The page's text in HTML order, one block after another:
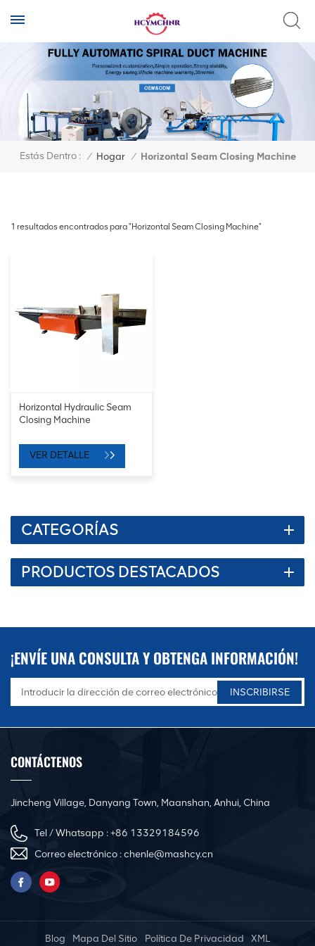
Estás Dentro : / Hogar / Horizontal Seam Closing Machine
1 resultados encontrados para "Horizontal Seam Closing Machine"
Horizontal Hydraulic Seam
Closing Machine
VER DETALLE
CATEGORÍAS
PRODUCTOS DESTACADOS
¡ENVÍE UNA CONSULTA Y OBTENGA INFORMACIÓN!
CONTÁCTENOS
Jincheng Village, Danyang Town, Maanshan, Anhui, China
Tel / Whatsapp :+86 13329184596
Correo electrónico :chenle@mashcy.cn
Blog Mapa Del Sitio Política De Privacidad XML